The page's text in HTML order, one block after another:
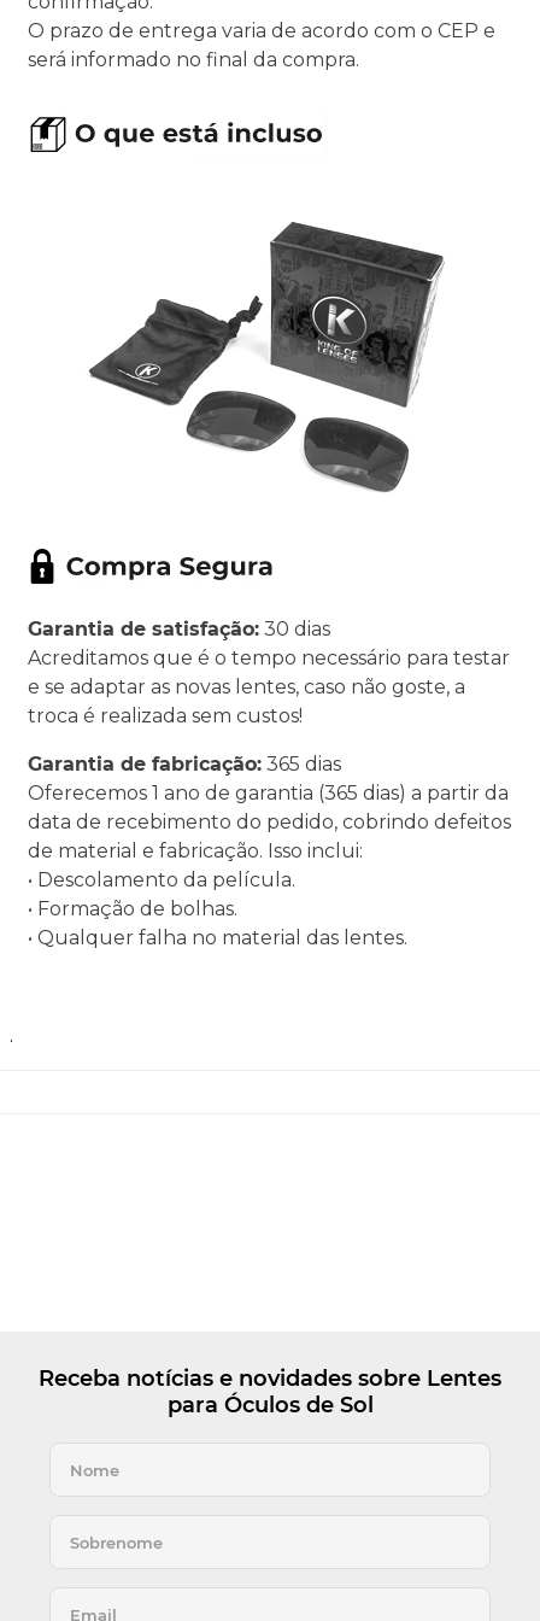
O prazo de entrega varia de acordo com o CEP e
será informado no final da compra.
Garantia de satisfação: 30 dias
Acreditamos que é o tempo necessário para testar
e se adaptar as novas lentes, caso não goste, a
troca é realizada sem custos!
Garantia de fabricação: 365 dias
Oferecemos 1 ano de garantia (365 dias) a partir da
data de recebimento do pedido, cobrindo defeitos
de material e fabricação. Isso inclui:
• Descolamento da película.
• Formação de bolhas.
• Qualquer falha no material das lentes.
.
Receba notícias e novidades sobre Lentes
para Óculos de Sol